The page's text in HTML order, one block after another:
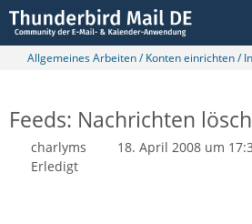
Allgemeines Arbeiten / Konten einrichten /
Feeds: Nachrichten
charlyms 18. April 2008 um
Erledigt